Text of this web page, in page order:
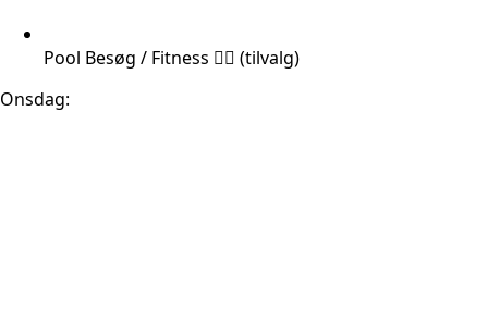
Pool Besøg / Fitness 🏊‍♂️ (tilvalg)
Onsdag: